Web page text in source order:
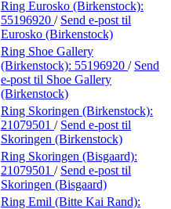
Ring Eurosko (Birkenstock):
55196920 / Send e-post til
Eurosko (Birkenstock)
Ring Shoe Gallery
(Birkenstock): 55196920 / Send
e-post til Shoe Gallery
(Birkenstock)
Ring Skoringen (Birkenstock):
21079501 / Send e-post til
Skoringen (Birkenstock)
Ring Skoringen (Bisgaard):
21079501 / Send e-post til
Skoringen (Bisgaard)
Ring Emil (Bitte Kai Rand):